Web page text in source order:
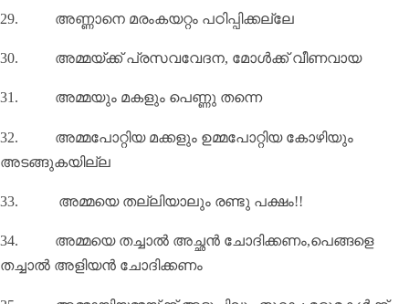
29. അണ്ണാനെ മരംകയറ്റം പഠിപ്പിക്കല്ലേ
30. അമ്മയ്‌ക്ക് പ്രസവവേദന, മോൾക്ക് വീണവായ
31. അമ്മയും മകളും പെണ്ണു തന്നെ
32. അമ്മപോറ്റിയ മക്കളും ഉമ്മപോറ്റിയ കോഴിയും
അടങ്ങുകയില്ല
33. അമ്മയെ തല്ലിയാലും രണ്ടു പക്ഷം!!
34. അമ്മയെ തച്ചാൽ അച്ഛൻ ചോദിക്കണം,പെങ്ങളെ
തച്ചാൽ അളിയൻ ചോദിക്കണം